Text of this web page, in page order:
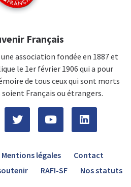
Français
association fondée en 1887 et
le 1er février 1906 qui a pour
de tous ceux qui sont morts
soient Français ou étrangers.
Mentions légales
Contact
RAFI-SF Nos statuts